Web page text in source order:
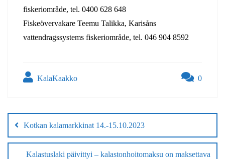
fiskeriområde, tel. 0400 628 648
Fiskeövervakare Teemu Talikka, Karisåns
vattendragssystems fiskeriområde, tel. 046 904 8592
KalaKaakko 0
selaus
Kotkan kalamarkkinat 14.-15.10.2023
Kalastuslaki päivittyi – kalastonhoitomaksu on maksettava